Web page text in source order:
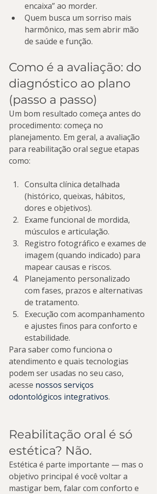
encaixa” ao morder.
Quem busca um sorriso mais
harmônico, mas sem abrir mão
de saúde e função.
Como é a avaliação: do
diagnóstico ao plano
(passo a passo)
Um bom resultado começa antes do
procedimento: começa no
planejamento. Em geral, a avaliação
para reabilitação oral segue etapas
como:
Consulta clínica detalhada
(histórico, queixas, hábitos,
dores e objetivos).
Exame funcional de mordida,
músculos e articulação.
Registro fotográfico e exames de
imagem (quando indicado) para
mapear causas e riscos.
Planejamento personalizado
com fases, prazos e alternativas
de tratamento.
Execução com acompanhamento
e ajustes finos para conforto e
estabilidade.
Para saber como funciona o
atendimento e quais tecnologias
podem ser usadas no seu caso,
acesse nossos serviços
odontológicos integrativos.
Reabilitação oral é só
estética? Não.
Estética é parte importante — mas o
objetivo principal é você voltar a
mastigar bem, falar com conforto e